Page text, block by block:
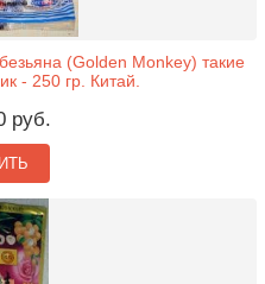
(Golden Monkey) такие
- 250 гр. Китай.
руб.